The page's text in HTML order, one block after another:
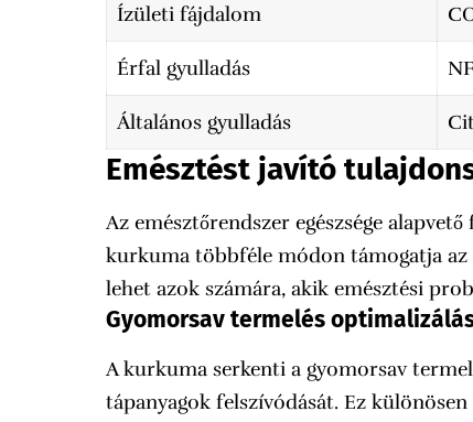
Ízületi fájdalom
Érfal gyulladás
Általános gyulladás
Emésztést javító
Az emésztőrendszer egészsége
kurkuma többféle módon támogatja az
lehet azok számára, akik emésztési
Gyomorsav termelés
A kurkuma serkenti a gyomorsav
tápanyagok felszívódását. Ez